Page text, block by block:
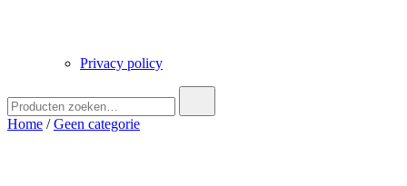
Privacy policy
naar:
Home /Geen categorie